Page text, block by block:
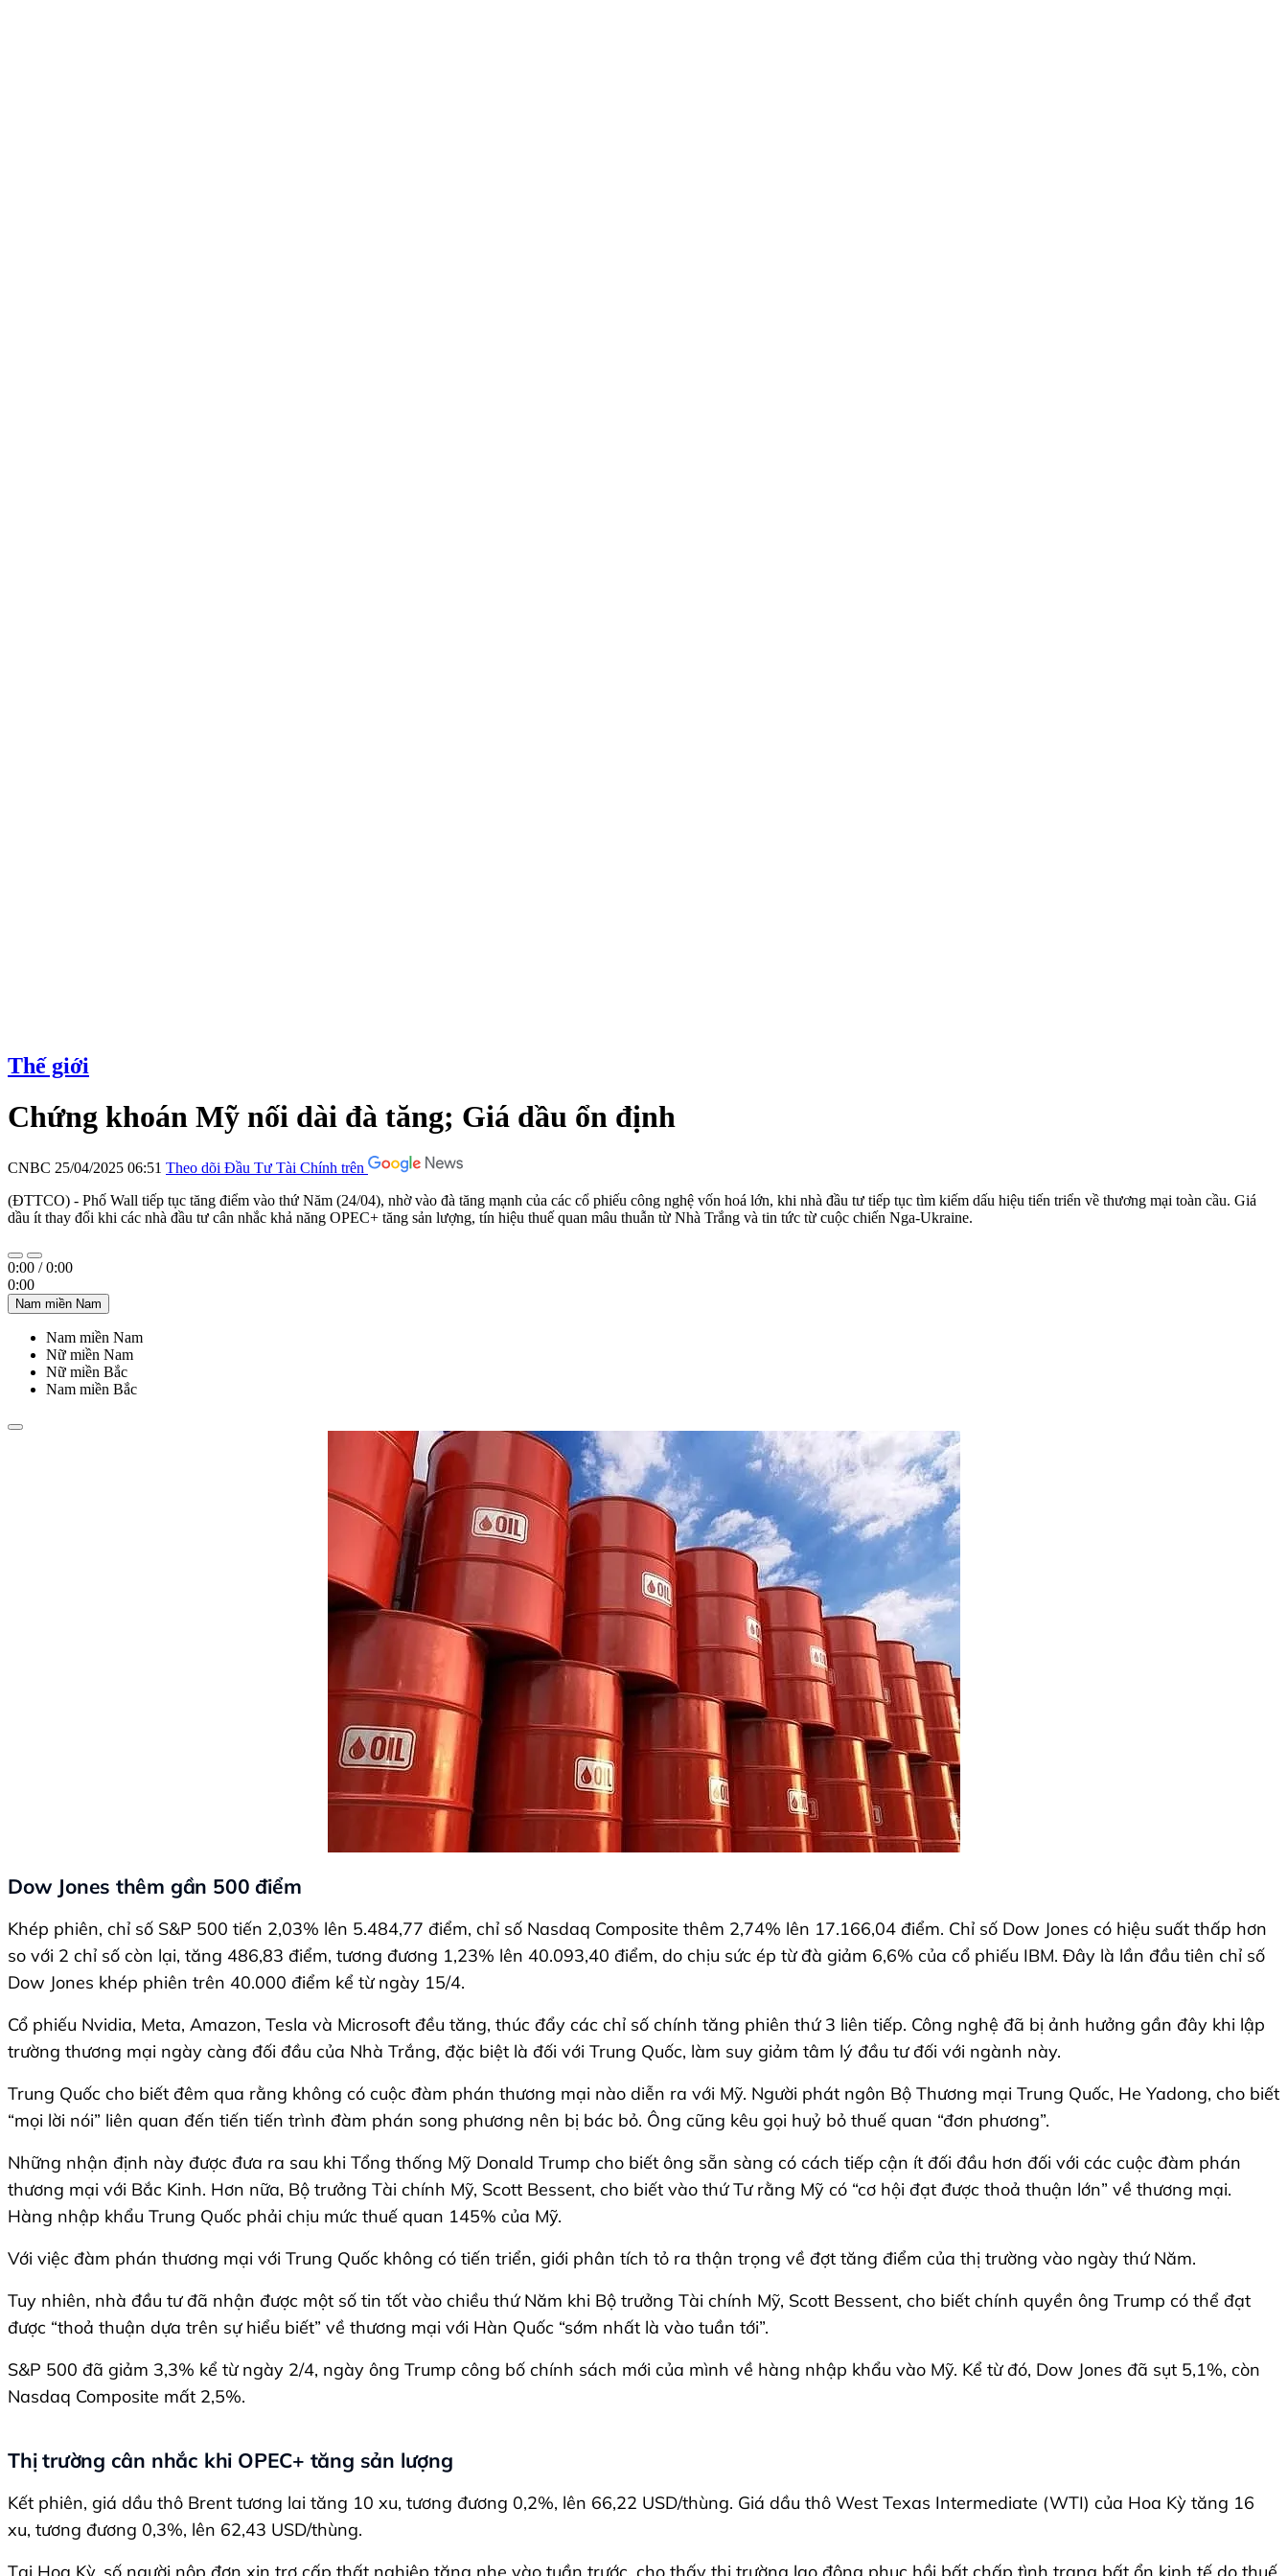
Thế giới
Chứng khoán Mỹ nối dài đà tăng; Giá dầu ổn định
CNBC 25/04/2025 06:51 Theo dõi Đầu Tư Tài Chính trên
(ĐTTCO) - Phố Wall tiếp tục tăng điểm vào thứ Năm (24/04), nhờ vào đà tăng mạnh của các cổ phiếu công nghệ vốn hoá lớn, khi nhà đầu tư tiếp tục tìm kiếm dấu hiệu tiến triển về thương mại toàn cầu. Giá
dầu ít thay đổi khi các nhà đầu tư cân nhắc khả năng OPEC+ tăng sản lượng, tín hiệu thuế quan mâu thuẫn từ Nhà Trắng và tin tức từ cuộc chiến Nga-Ukraine.
0:00 /0:00
0:00
Nam miền Nam
Nam miền Nam
Nữ miền Nam
Nữ miền Bắc
Nam miền Bắc
Dow Jones thêm gần 500 điểm
Khép phiên, chỉ số S&P 500 tiến 2,03% lên 5.484,77 điểm, chỉ số Nasdaq Composite thêm 2,74% lên 17.166,04 điểm. Chỉ số Dow Jones có hiệu suất thấp hơn
so với 2 chỉ số còn lại, tăng 486,83 điểm, tương đương 1,23% lên 40.093,40 điểm, do chịu sức ép từ đà giảm 6,6% của cổ phiếu IBM. Đây là lần đầu tiên chỉ số
Dow Jones khép phiên trên 40.000 điểm kể từ ngày 15/4.
Cổ phiếu Nvidia, Meta, Amazon, Tesla và Microsoft đều tăng, thúc đẩy các chỉ số chính tăng phiên thứ 3 liên tiếp. Công nghệ đã bị ảnh hưởng gần đây khi lập
trường thương mại ngày càng đối đầu của Nhà Trắng, đặc biệt là đối với Trung Quốc, làm suy giảm tâm lý đầu tư đối với ngành này.
Trung Quốc cho biết đêm qua rằng không có cuộc đàm phán thương mại nào diễn ra với Mỹ. Người phát ngôn Bộ Thương mại Trung Quốc, He Yadong, cho biết
“mọi lời nói” liên quan đến tiến tiến trình đàm phán song phương nên bị bác bỏ. Ông cũng kêu gọi huỷ bỏ thuế quan “đơn phương”.
Những nhận định này được đưa ra sau khi Tổng thống Mỹ Donald Trump cho biết ông sẵn sàng có cách tiếp cận ít đối đầu hơn đối với các cuộc đàm phán
thương mại với Bắc Kinh. Hơn nữa, Bộ trưởng Tài chính Mỹ, Scott Bessent, cho biết vào thứ Tư rằng Mỹ có “cơ hội đạt được thoả thuận lớn” về thương mại.
Hàng nhập khẩu Trung Quốc phải chịu mức thuế quan 145% của Mỹ.
Với việc đàm phán thương mại với Trung Quốc không có tiến triển, giới phân tích tỏ ra thận trọng về đợt tăng điểm của thị trường vào ngày thứ Năm.
Tuy nhiên, nhà đầu tư đã nhận được một số tin tốt vào chiều thứ Năm khi Bộ trưởng Tài chính Mỹ, Scott Bessent, cho biết chính quyền ông Trump có thể đạt
được “thoả thuận dựa trên sự hiểu biết” về thương mại với Hàn Quốc “sớm nhất là vào tuần tới”.
S&P 500 đã giảm 3,3% kể từ ngày 2/4, ngày ông Trump công bố chính sách mới của mình về hàng nhập khẩu vào Mỹ. Kể từ đó, Dow Jones đã sụt 5,1%, còn
Nasdaq Composite mất 2,5%.
Thị trường cân nhắc khi OPEC+ tăng sản lượng
Kết phiên, giá dầu thô Brent tương lai tăng 10 xu, tương đương 0,2%, lên 66,22 USD/thùng. Giá dầu thô West Texas Intermediate (WTI) của Hoa Kỳ tăng 16
xu, tương đương 0,3%, lên 62,43 USD/thùng.
Tại Hoa Kỳ, số người nộp đơn xin trợ cấp thất nghiệp tăng nhẹ vào tuần trước, cho thấy thị trường lao động phục hồi bất chấp tình trạng bất ổn kinh tế do thuế